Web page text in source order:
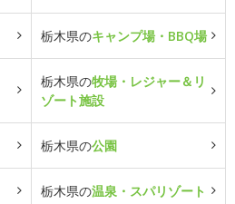
栃木県のキャンプ場・BBQ場
栃木県の牧場・レジャー＆リ
ゾート施設
栃木県の公園
栃木県の温泉・スパリゾート